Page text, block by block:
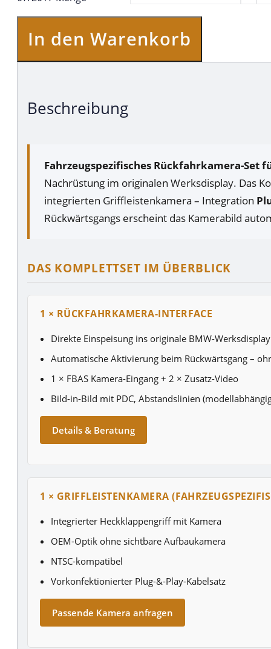
In den Warenkorb
Beschreibung
Fahrzeugspezifisches Rückfahrkamera-Set
Nachrüstung im originalen Werksdisplay. Das
integrierten Griffleistenkamera – Integration
Rückwärtsgangs erscheint das Kamerabild
DAS KOMPLETTSET IM ÜBERBLICK
1 × RÜCKFAHRKAMERA-INTERFACE
Direkte Einspeisung ins originale BMW-Werksdisplay
Automatische Aktivierung beim Rückwärtsgang –
1 × FBAS Kamera-Eingang + 2 × Zusatz-Video
Bild-in-Bild mit PDC, Abstandslinien
Details & Beratung
1 × GRIFFLEISTENKAMERA
Integrierter Heckklappengriff mit Kamera
OEM-Optik ohne sichtbare Aufbaukamera
NTSC-kompatibel
Vorkonfektionierter Plug-&-Play-Kabelsatz
Passende Kamera anfragen